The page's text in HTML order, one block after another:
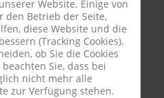
Website. Einige von
den Betrieb der Seite,
diese Website und die
(Tracking Cookies).
ob Sie die Cookies
Sie, dass bei
nicht mehr alle
zur Verfügung stehen.